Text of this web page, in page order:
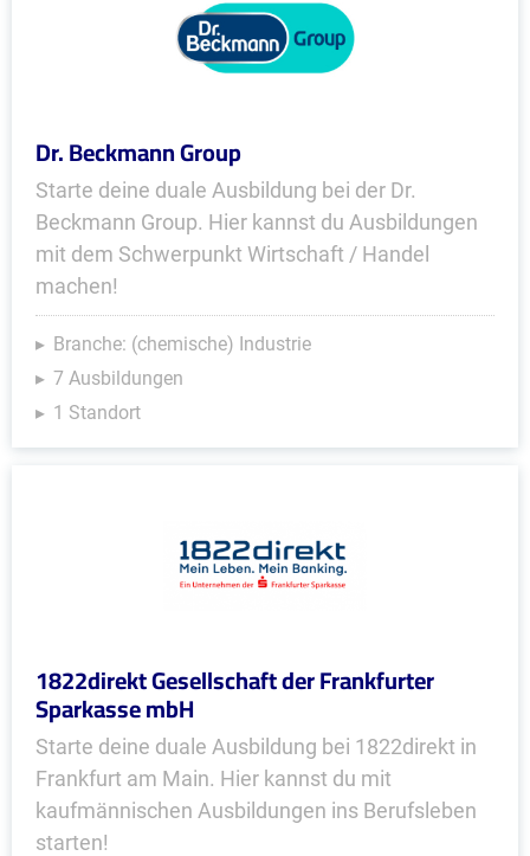
Dr. Beckmann Group
Starte deine duale Ausbildung bei der Dr.
Beckmann Group. Hier kannst du Ausbildungen
mit dem Schwerpunkt Wirtschaft / Handel
machen!
Branche: (chemische) Industrie
7 Ausbildungen
1 Standort
1822direkt Gesellschaft der Frankfurter
Sparkasse mbH
Starte deine duale Ausbildung bei 1822direkt in
Frankfurt am Main. Hier kannst du mit
kaufmännischen Ausbildungen ins Berufsleben
starten!